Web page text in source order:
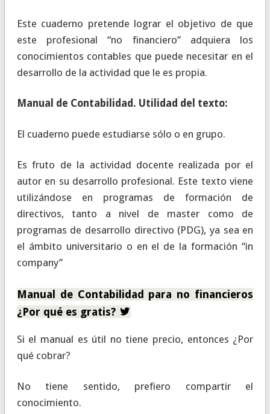
Este cuaderno pretende lograr el objetivo de que
este profesional “no financiero” adquiera los
conocimientos contables que puede necesitar en el
desarrollo de la actividad que le es propia.
Manual de Contabilidad. Utilidad del texto:
El cuaderno puede estudiarse sólo o en grupo.
Es fruto de la actividad docente realizada por el
autor en su desarrollo profesional. Este texto viene
utilizándose en programas de formación de
directivos, tanto a nivel de master como de
programas de desarrollo directivo (PDG), ya sea en
el ámbito universitario o en el de la formación “in
company”
Manual de Contabilidad para no financieros
¿Por qué es gratis?
Si el manual es útil no tiene precio, entonces ¿Por
qué cobrar?
No tiene sentido, prefiero compartir el
conocimiento.